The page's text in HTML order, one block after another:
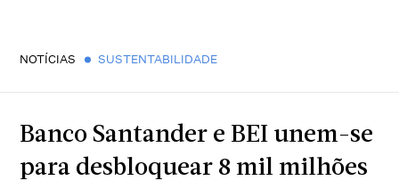
NOTÍCIAS SUSTENTABILIDADE
Banco Santander e BEI unem-se
para desbloquear 8 mil milhões